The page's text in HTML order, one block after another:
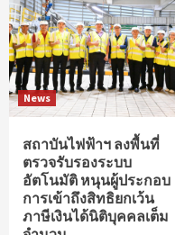
News
สถาบันไฟฟ้าฯ ลงพื้นที่
ตรวจรับรองระบบ
อัตโนมัติ หนุนผู้ประกอบ
การเข้าถึงสิทธิยกเว้น
ภาษีเงินได้นิติบุคคลเต็ม